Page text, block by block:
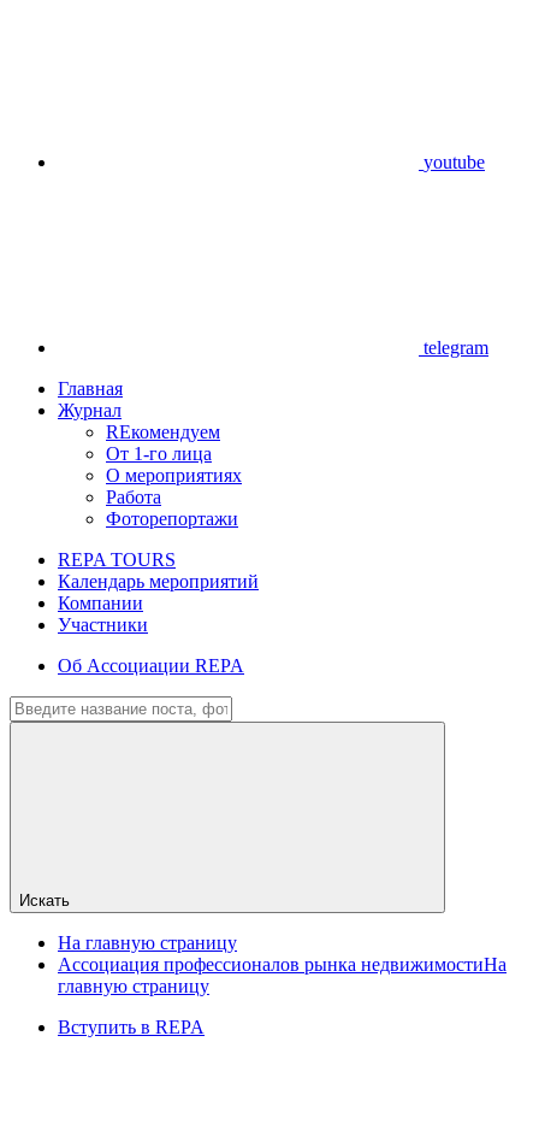
youtube
telegram
Главная
Журнал
REкомендуем
От 1-го лица
О мероприятиях
Работа
Фоторепортажи
REPA TOURS
Календарь мероприятий
Компании
Участники
Об Ассоциации REPA
Искать
На главную страницу
Ассоциация профессионалов рынка недвижимостиНа
главную страницу
Вступить в REPA